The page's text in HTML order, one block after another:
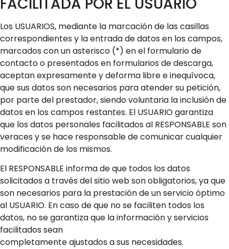
Los USUARIOS, mediante la marcación de las casillas
correspondientes y la entrada de datos en los campos,
marcados con un asterisco (*) en el formulario de
contacto o presentados en formularios de descarga,
aceptan expresamente y deforma libre e inequívoca,
que sus datos son necesarios para atender su petición,
por parte del prestador, siendo voluntaria la inclusión de
datos en los campos restantes. El USUARIO garantiza
que los datos personales facilitados al RESPONSABLE son
veraces y se hace responsable de comunicar cualquier
modificación de los mismos.
El RESPONSABLE informa de que todos los datos
solicitados a través del sitio web son obligatorios, ya que
son necesarios para la prestación de un servicio óptimo
al USUARIO. En caso de que no se faciliten todos los
datos, no se garantiza que la información y servicios
facilitados sean
completamente ajustados a sus necesidades.